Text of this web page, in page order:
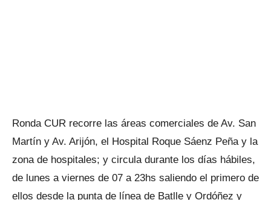
Ronda CUR recorre las áreas comerciales de Av. San
Martín y Av. Arijón, el Hospital Roque Sáenz Peña y la
zona de hospitales; y circula durante los días hábiles,
de lunes a viernes de 07 a 23hs saliendo el primero de
ellos desde la punta de línea de Batlle y Ordóñez y